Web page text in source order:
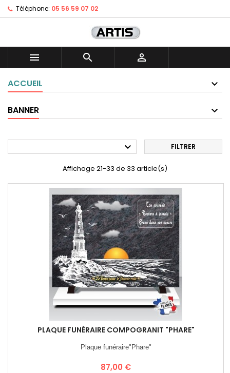
Téléphone: 05 56 59 07 02
  
ACCUEIL
BANNER
 FILTRER
Affichage 21-33 de 33 article(s)
PLAQUE FUNÉRAIRE COMPOGRANIT "PHARE"
Plaque funéraire"Phare"
Prix
87,00 €